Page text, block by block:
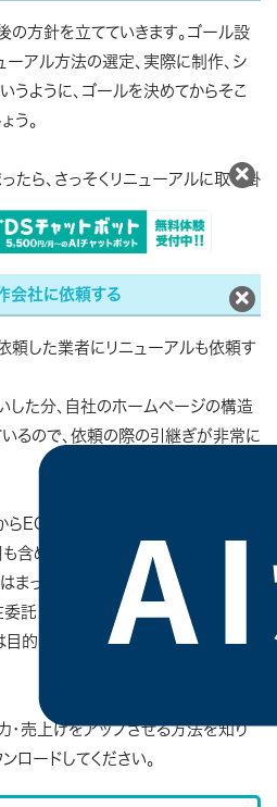
の方針を立てていきます。ゴール設
ーアル方法の選定、実際に制作、シ
うように、ゴールを決めてからそこ
う。
たら、さっそくリニューアルに取り掛
4つ紹介します。
会社に依頼する
頼した業者にリニューアルも依頼す
した分、自社のホームページの構造
るので、依頼の際の引継ぎが非常に
ECサイトへ変えたい」「
含めて、コンサルティングを依頼し
まったく異なる運用をリニューアル
託している制作会社だと対応が難
目的に適した他の制作会社への委託
・売上げをアップさせる方法を知り
ロードしてください。